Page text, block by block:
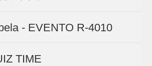
- EVENTO R-4010
TIME